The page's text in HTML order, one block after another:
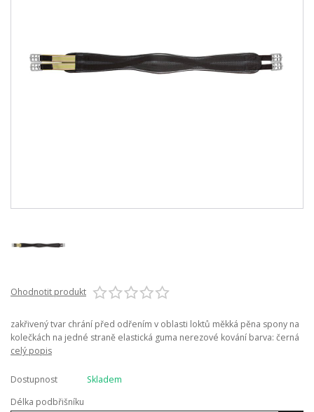
Ohodnotit produkt
zakřivený tvar chrání před odřením v oblasti loktů měkká pěna spony na
kolečkách na jedné straně elastická guma nerezové kování barva: černá
celý popis
Dostupnost
Skladem
Délka podbřišníku